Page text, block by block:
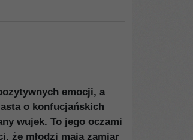
emocji, a
o konfucjańskich
wujek. To jego oczami
że młodzi mają zamiar